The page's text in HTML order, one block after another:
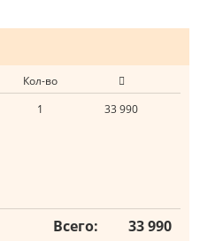
Кол-во
1 33 990
Всего: 33 990